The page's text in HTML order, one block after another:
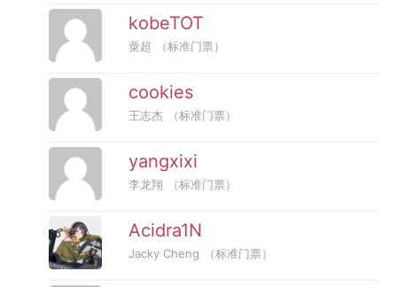
kobeTOT
粟超 （标准门票）
cookies
王志杰 （标准门票）
yangxixi
李龙翔 （标准门票）
Acidra1N
Jacky Cheng （标准门票）